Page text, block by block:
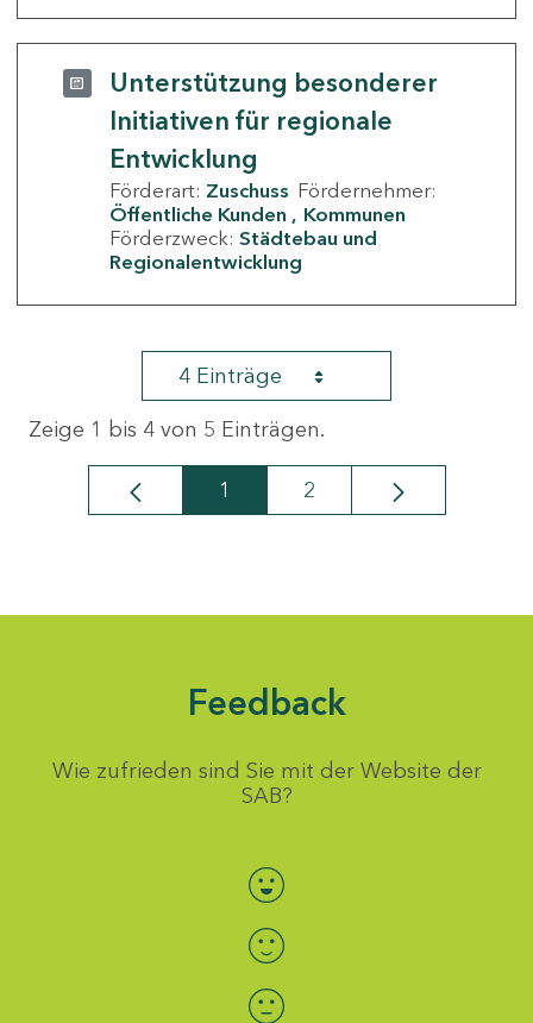
Unterstützung besonderer
Initiativen für regionale
Entwicklung
Förderart: Zuschuss Fördernehmer:
Öffentliche Kunden
Kommunen
Förderzweck: Städtebau und
Regionalentwicklung
4 Einträge
Zeige 1 bis 4 von 5 Einträgen.
Seite
1 Seite
2
Feedback
Wie zufrieden sind Sie mit der Website der
SAB?
Bewertung auswählen